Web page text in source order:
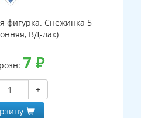
фигурка. Снежинка 5
ВД-лак)
7 ₽
+